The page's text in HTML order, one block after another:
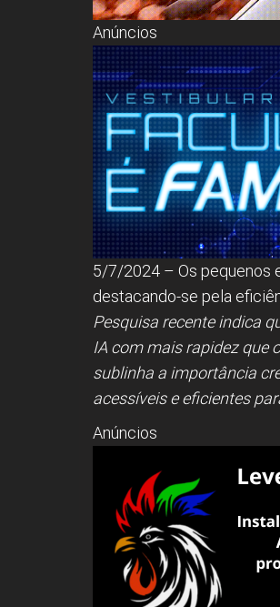
Anúncios
5/7/2024 – Os pequenos
destacando-se pela
Pesquisa recente indica
IA com mais rapidez que
sublinha a importância
acessíveis e eficientes
Anúncios